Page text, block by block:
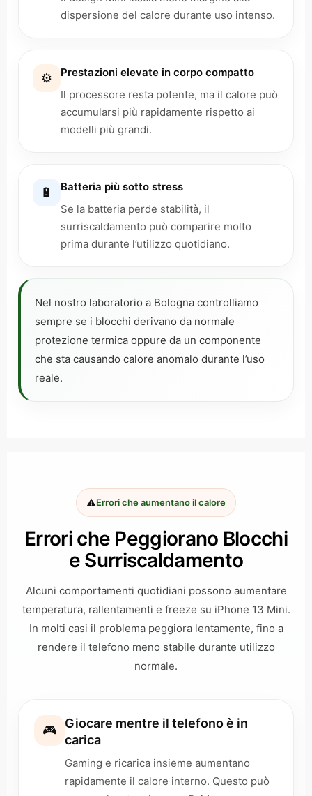
dispersione del calore durante uso intenso.
⚙️
Prestazioni elevate in corpo compatto
Il processore resta potente, ma il calore può
accumularsi più rapidamente rispetto ai
modelli più grandi.
🔋
Batteria più sotto stress
Se la batteria perde stabilità, il
surriscaldamento può comparire molto
prima durante l’utilizzo quotidiano.
Nel nostro laboratorio a Bologna controlliamo
sempre se i blocchi derivano da normale
protezione termica oppure da un componente
che sta causando calore anomalo durante l’uso
reale.
⚠️Errori che aumentano il calore
Errori che Peggiorano Blocchi
e Surriscaldamento
Alcuni comportamenti quotidiani possono aumentare
temperatura, rallentamenti e freeze su iPhone 13 Mini.
In molti casi il problema peggiora lentamente, fino a
rendere il telefono meno stabile durante utilizzo
normale.
🎮
Giocare mentre il telefono è in
carica
Gaming e ricarica insieme aumentano
rapidamente il calore interno. Questo può